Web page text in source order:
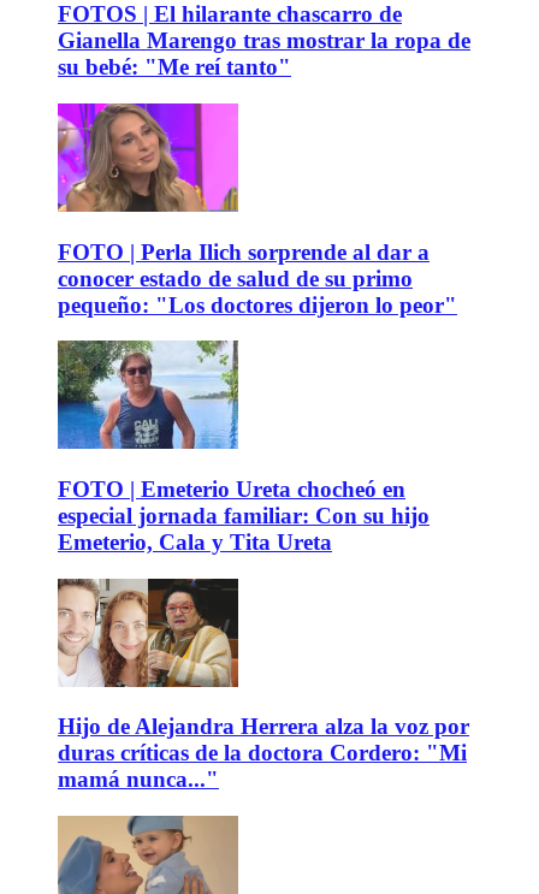
FOTOS | El hilarante chascarro de
Gianella Marengo tras mostrar la ropa de
su bebé: "Me reí tanto"
FOTO | Perla Ilich sorprende al dar a
conocer estado de salud de su primo
pequeño: "Los doctores dijeron lo peor"
FOTO | Emeterio Ureta chocheó en
especial jornada familiar: Con su hijo
Emeterio, Cala y Tita Ureta
Hijo de Alejandra Herrera alza la voz por
duras críticas de la doctora Cordero: "Mi
mamá nunca..."